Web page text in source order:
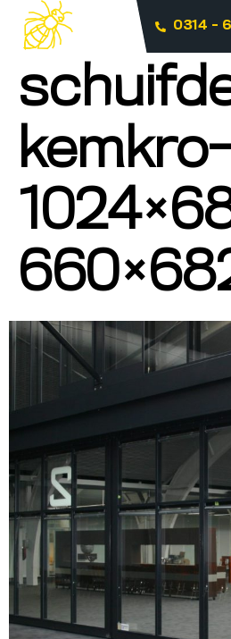
0314 -